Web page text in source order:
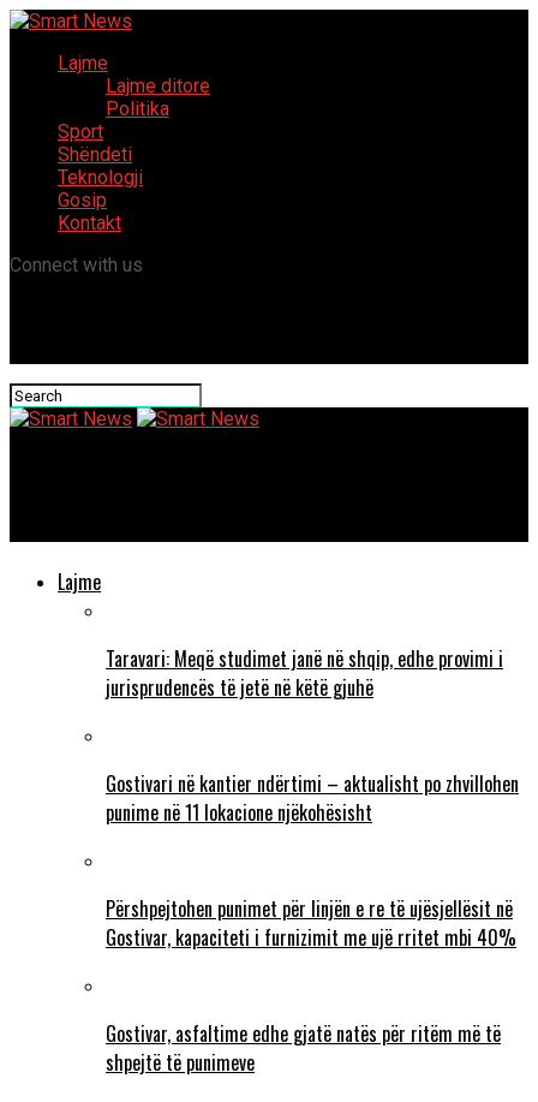
Lajme
Lajme ditore
Politika
Sport
Shëndeti
Teknologji
Gosip
Kontakt
Connect with us
Lajme
Taravari: Meqë studimet janë në shqip, edhe provimi i
jurisprudencës të jetë në këtë gjuhë
Gostivari në kantier ndërtimi – aktualisht po zhvillohen
punime në 11 lokacione njëkohësisht
Përshpejtohen punimet për linjën e re të ujësjellësit në
Gostivar, kapaciteti i furnizimit me ujë rritet mbi 40%
Gostivar, asfaltime edhe gjatë natës për ritëm më të
shpejtë të punimeve